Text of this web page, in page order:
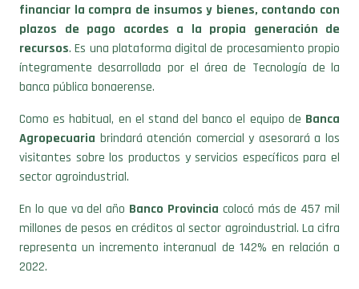
financiar la compra de insumos y bienes, contando con
plazos de pago acordes a la propia generación de
recursos. Es una plataforma digital de procesamiento propio
íntegramente desarrollada por el área de Tecnología de la
banca pública bonaerense.
Como es habitual, en el stand del banco el equipo de Banca
Agropecuaria brindará atención comercial y asesorará a los
visitantes sobre los productos y servicios específicos para el
sector agroindustrial.
En lo que va del año Banco Provincia colocó más de 457 mil
millones de pesos en créditos al sector agroindustrial. La cifra
representa un incremento interanual de 142% en relación a
2022.